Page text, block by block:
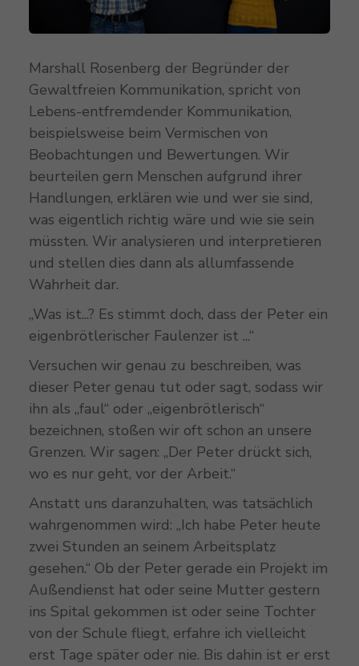
Marshall Rosenberg der Begründer der
Gewaltfreien Kommunikation, spricht von
Lebens-entfremdender Kommunikation,
beispielsweise beim Vermischen von
Beobachtungen und Bewertungen. Wir
beurteilen gern Menschen aufgrund ihrer
Handlungen, erklären wie und wer sie sind,
was eigentlich richtig wäre und wie sie sein
müssten. Wir analysieren und interpretieren
und stellen dies dann als allumfassende
Wahrheit dar.
„Was ist...? Es stimmt doch, dass der Peter ein
eigenbrötlerischer Faulenzer ist ...“
Versuchen wir genau zu beschreiben, was
dieser Peter genau tut oder sagt, sodass wir
ihn als „faul“ oder „eigenbrötlerisch“
bezeichnen, stoßen wir oft schon an unsere
Grenzen. Wir sagen: „Der Peter drückt sich,
wo es nur geht, vor der Arbeit.“
Anstatt uns daranzuhalten, was tatsächlich
wahrgenommen wird: „Ich habe Peter heute
zwei Stunden an seinem Arbeitsplatz
gesehen.“ Ob der Peter gerade ein Projekt im
Außendienst hat oder seine Mutter gestern
ins Spital gekommen ist oder seine Tochter
von der Schule fliegt, erfahre ich vielleicht
erst Tage später oder nie. Bis dahin ist er erst